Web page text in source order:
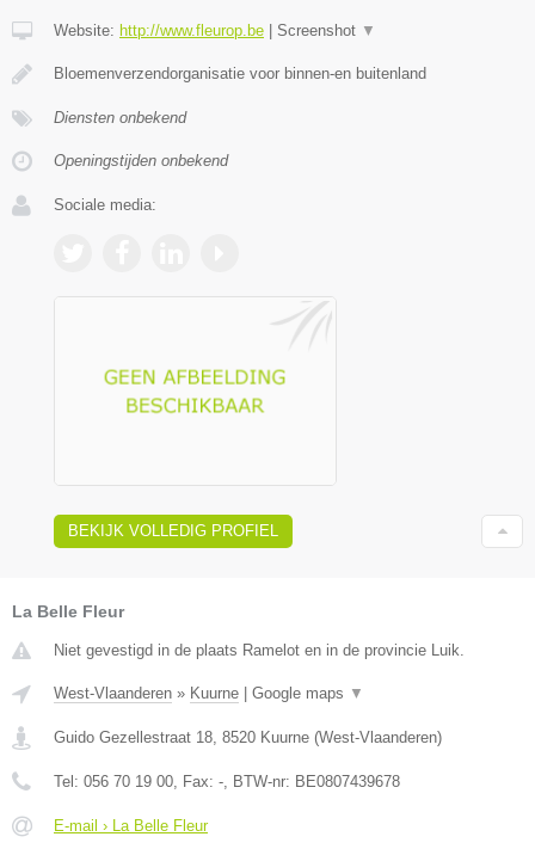
Website: http://www.fleurop.be Screenshot ▼
Bloemenverzendorganisatie voor binnen-en buitenland
Diensten onbekend
Openingstijden onbekend
Sociale media:
BEKIJK VOLLEDIG PROFIEL
La Belle Fleur
Niet gevestigd in de plaats Ramelot en in de provincie Luik.
West-Vlaanderen » Kuurne | Google maps ▼
Guido Gezellestraat 18 8520 Kuurne (West-Vlaanderen)
Tel: 056 70 19 00 , Fax: - , BTW-nr: BE0807439678
E-mail › La Belle Fleur